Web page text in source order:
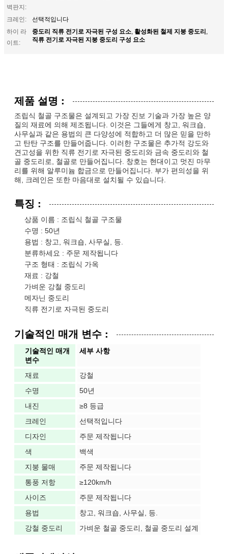
벽판지:
크레인:
선택적입니다
하이 라
이트:
중도리 직류 전기로 자극된 구성 요소, 활성화된 철제 지붕 중도리,
직류 전기로 자극된 지붕 중도리 구성 요소
제품 설명 :
조립식 철골 구조물은 설계되고 가장 진보 기술과 가장 높은 양
질의 재료에 의해 제조됩니다. 이것은 그들에게 창고, 워크숍,
사무실과 같은 용법의 큰 다양성에 적합하고 더 많은 믿을 만하
고 탄탄 구조를 만들어줍니다. 이러한 구조물은 추가적 강도와
견고성을 위한 직류 전기로 자극된 중도리와 금속 중도리와 철
골 중도리로, 철골로 만들어집니다. 창호는 현대이고 멋진 마무
리를 위해 알루미늄 합금으로 만들어집니다. 부가 편의성을 위
해, 크레인은 또한 마음대로 설치될 수 있습니다.
특징 :
상품 이름 : 조립식 철골 구조물
수명 : 50년
용법 : 창고, 워크숍, 사무실, 등.
분류하세요 : 주문 제작됩니다
구조 형태 : 조립식 가옥
재료 : 강철
가벼운 강철 중도리
메자닌 중도리
직류 전기로 자극된 중도리
기술적인 매개 변수 :
기술적인 매개
변수
세부 사항
재료
강철
수명
50년
내진
≥8 등급
크레인
선택적입니다
디자인
주문 제작됩니다
색
백색
지붕 물매
주문 제작됩니다
통풍 저항
≥120km/h
사이즈
주문 제작됩니다
용법
창고, 워크숍, 사무실, 등.
강철 중도리
가벼운 철골 중도리, 철골 중도리 설계